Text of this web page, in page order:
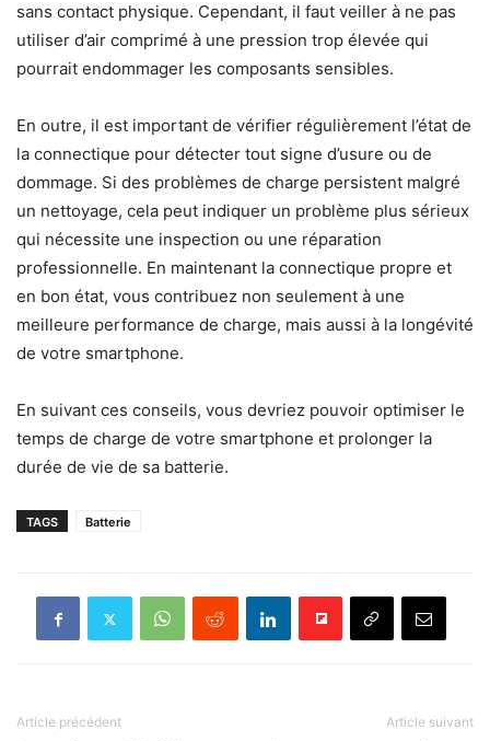
sans contact physique. Cependant, il faut veiller à ne pas
utiliser d’air comprimé à une pression trop élevée qui
pourrait endommager les composants sensibles.
En outre, il est important de vérifier régulièrement l’état de
la connectique pour détecter tout signe d’usure ou de
dommage. Si des problèmes de charge persistent malgré
un nettoyage, cela peut indiquer un problème plus sérieux
qui nécessite une inspection ou une réparation
professionnelle. En maintenant la connectique propre et
en bon état, vous contribuez non seulement à une
meilleure performance de charge, mais aussi à la longévité
de votre smartphone.
En suivant ces conseils, vous devriez pouvoir optimiser le
temps de charge de votre smartphone et prolonger la
durée de vie de sa batterie.
TAGS Batterie
Article précédent Article suivant